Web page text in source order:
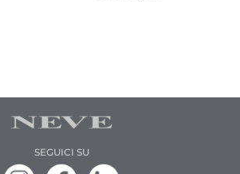
SEGUICI SU